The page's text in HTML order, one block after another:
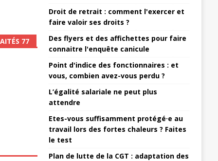
77
Droit de retrait : comment l'exercer et
faire valoir ses droits ?
Des flyers et des affichettes pour faire
connaitre l'enquête canicule
Point d'indice des fonctionnaires : et
vous, combien avez-vous perdu ?
L’égalité salariale ne peut plus
attendre
Etes-vous suffisamment protégé·e au
travail lors des fortes chaleurs ? Faites
le test
Plan de lutte de la CGT : adaptation des